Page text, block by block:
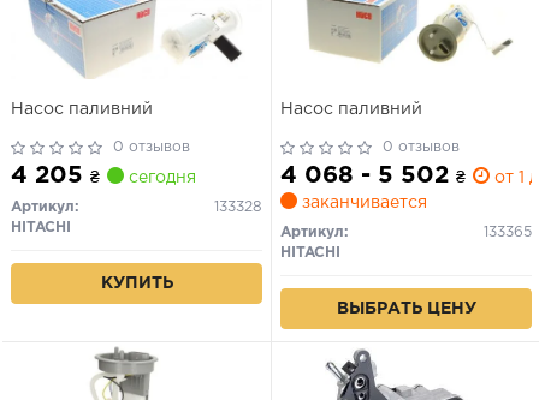
Насос паливний
0 отзывов
4 205 ₴ сегодня
Артикул:
133328
HITACHI
КУПИТЬ
Насос паливний
0 отзывов
4 068 - 5 502 ₴
от 1
заканчивается
Артикул:
133365
HITACHI
ВЫБРАТЬ ЦЕНУ